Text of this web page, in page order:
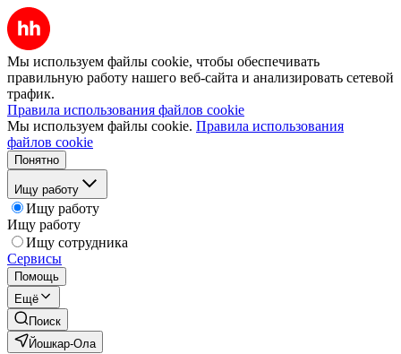
Мы используем файлы cookie, чтобы обеспечивать
правильную работу нашего веб-сайта и анализировать сетевой
трафик.
Правила использования файлов cookie
Мы используем файлы cookie. Правила использования
файлов cookie
Понятно
Ищу работу
Ищу работу
Ищу работу
Ищу сотрудника
Сервисы
Помощь
Ещё
Поиск
Йошкар-Ола